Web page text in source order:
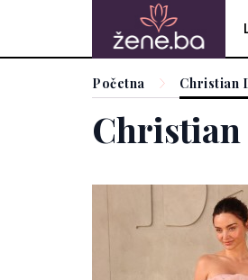
Početna Christian